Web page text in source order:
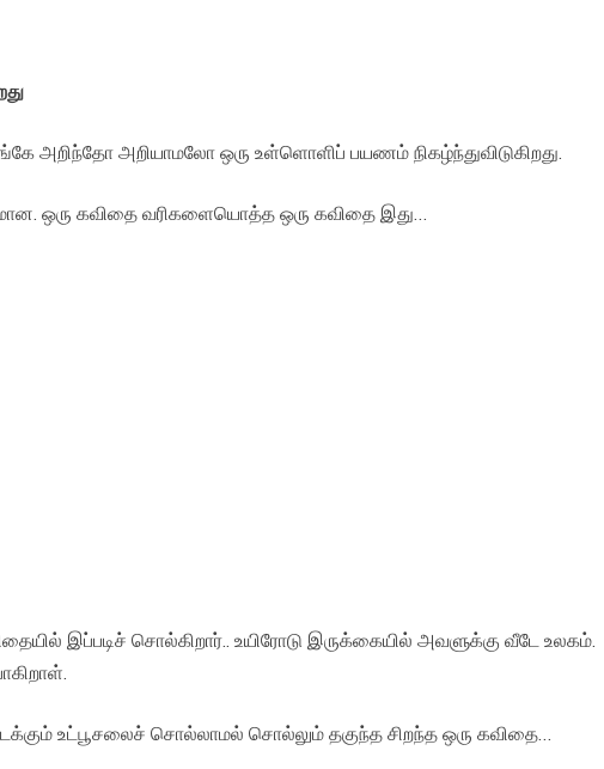
அறிந்தோ அறியாமலோ ஒரு உள்ளொளிப் பயணம் நிகழ்ந்துவிடுகிறது.
ஒரு கவிதை வரிகளையொத்த ஒரு கவிதை இது…
இப்படிச் சொல்கிறார்.. உயிரோடு இருக்கையில் அவளுக்கு வீடே உலகம்.
உட்பூசலைச் சொல்லாமல் சொல்லும் தகுந்த சிறந்த ஒரு கவிதை…